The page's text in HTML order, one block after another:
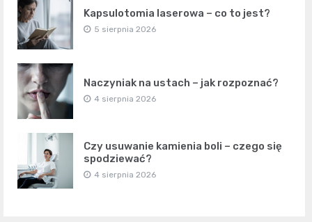
Kapsulotomia laserowa – co to jest?
5 sierpnia 2026
Naczyniak na ustach – jak rozpoznać?
4 sierpnia 2026
Czy usuwanie kamienia boli – czego się
spodziewać?
4 sierpnia 2026